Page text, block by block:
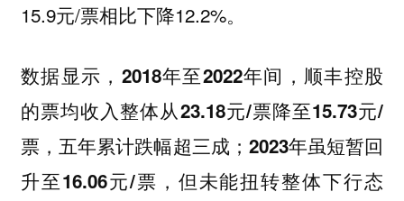
15.9元/票相比下降12.2%。
数据显示，2018年至2022年间，顺丰控股
的票均收入整体从23.18元/票降至15.73元/
票，五年累计跌幅超三成；2023年虽短暂回
升至16.06元/票，但未能扭转整体下行态